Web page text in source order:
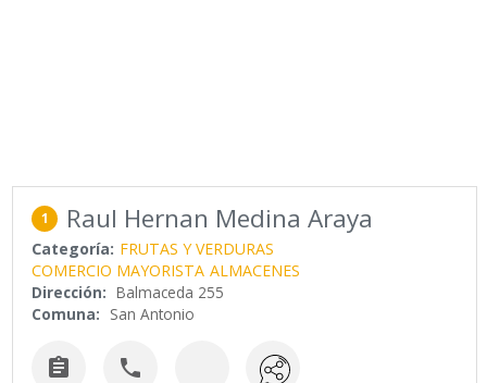
1 Raul Hernan Medina Araya
Categoría: FRUTAS Y VERDURAS
COMERCIO MAYORISTA ALMACENES
Dirección: Balmaceda 255
Comuna: San Antonio
 